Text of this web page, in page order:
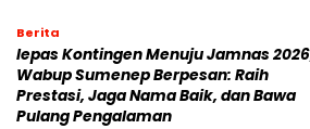
Berita
lepas Kontingen Menuju Jamnas
Wabup Sumenep Berpesan: Raih
Prestasi, Jaga Nama Baik, dan Bawa
Pulang Pengalaman